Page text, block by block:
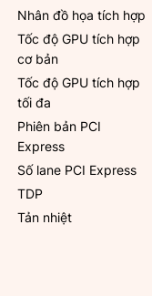
Nhân đồ họa tích hợp
Tốc độ GPU tích hợp
cơ bản
Tốc độ GPU tích hợp
tối đa
Phiên bản PCI
Express
Số lane PCI Express
TDP
Tản nhiệt